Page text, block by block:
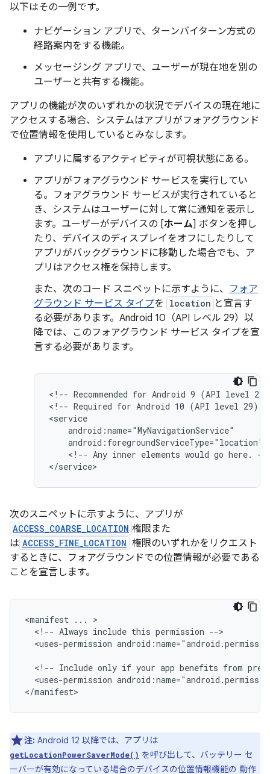
以下はその一例です。
ナビゲーション アプリで、ターンバイターン方式の
経路案内をする機能。
メッセージング アプリで、ユーザーが現在地を別の
ユーザーと共有する機能。
アプリの機能が次のいずれかの状況でデバイスの現在地に
アクセスする場合、システムはアプリがフォアグラウンド
で位置情報を使用しているとみなします。
アプリに属するアクティビティが可視状態にある。
アプリがフォアグラウンド サービスを実行してい
る。フォアグラウンド サービスが実行されていると
き、システムはユーザーに対して常に通知を表示し
ます。ユーザーがデバイスの [ホーム] ボタンを押し
たり、デバイスのディスプレイをオフにしたりして
アプリがバックグラウンドに移動した場合でも、ア
プリはアクセス権を保持します。
また、次のコード スニペットに示すように、 フォア
グラウンド サービス タイプを location と宣言す
る必要があります。Android 10（API レベル 29）以
降では、このフォアグラウンド サービス タイプを宣
言する必要があります。
<!-- Recommended for Android 9 (API level 28)
<!-- Required for Android 10 (API level 29)
android:foregroundServiceType="location"
<!-- Any inner elements would go here.
--
次のスニペットに示すように、アプリが
ACCESS_COARSE_LOCATION 権限また
は ACCESS_FINE_LOCATION 権限のいずれかをリクエスト
するときに、フォアグラウンドでの位置情報が必要である
ことを宣言します。
<manifest ...
<!-- Always include this permission
<uses-permission
<!-- Include only if your app benefits from
<uses-permission
注: Android 12 以降では、アプリは
getLocationPowerSaverMode() を呼び出して、バッテリー セ
ーバーが有効になっている場合のデバイスの位置情報機能の 動作